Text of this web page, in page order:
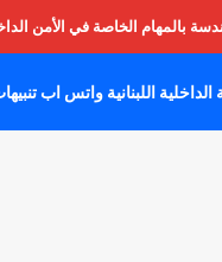
بالمهام الخاصة في الأمن
الداخلية اللبنانية واتس اب